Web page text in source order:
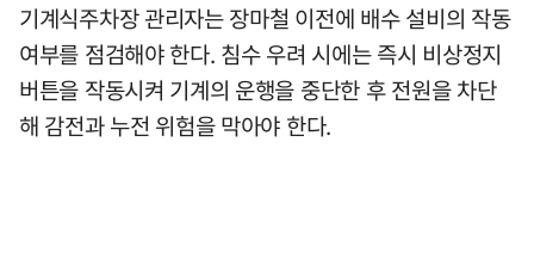
기계식주차장 관리자는 장마철 이전에 배수 설비의 작동
여부를 점검해야 한다. 침수 우려 시에는 즉시 비상정지
버튼을 작동시켜 기계의 운행을 중단한 후 전원을 차단
해 감전과 누전 위험을 막아야 한다.